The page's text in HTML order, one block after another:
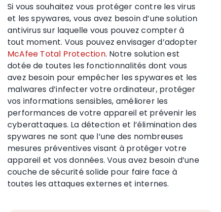
Si vous souhaitez vous protéger contre les virus
et les spywares, vous avez besoin d’une solution
antivirus sur laquelle vous pouvez compter à
tout moment. Vous pouvez envisager d’adopter
McAfee Total Protection. Notre solution est
dotée de toutes les fonctionnalités dont vous
avez besoin pour empêcher les spywares et les
malwares d’infecter votre ordinateur, protéger
vos informations sensibles, améliorer les
performances de votre appareil et prévenir les
cyberattaques. La détection et l’élimination des
spywares ne sont que l’une des nombreuses
mesures préventives visant à protéger votre
appareil et vos données. Vous avez besoin d’une
couche de sécurité solide pour faire face à
toutes les attaques externes et internes.